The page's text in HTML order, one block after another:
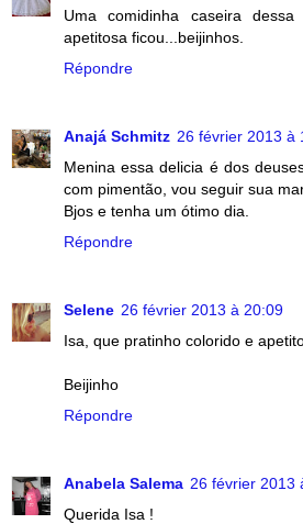
Uma comidinha caseira
apetitosa ficou...beijinhos.
Répondre
Anajá Schmitz 26 février 2013 à
Menina essa delicia é dos
com pimentão, vou seguir sua
Bjos e tenha um ótimo dia.
Répondre
Selene 26 février 2013 à 20:09
Isa, que pratinho colorido e
Beijinho
Répondre
Anabela Salema 26 février 2013
Querida Isa !